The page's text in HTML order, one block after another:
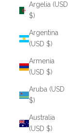
Argelia (USD
$)
Argentina
(USD $)
Armenia
(USD $)
Aruba (USD
$)
Australia
(USD $)